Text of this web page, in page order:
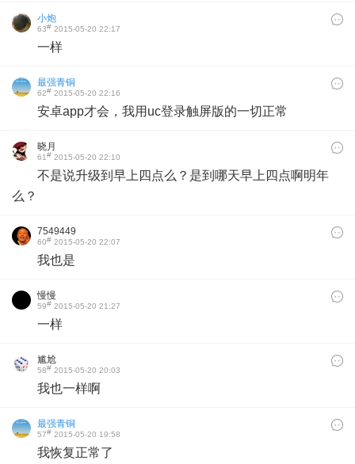
小炮
63# 2015-05-20 22:17
一样
最强青铜
62# 2015-05-20 22:16
安卓app才会，我用uc登录触屏版的一切正常
晓月
61# 2015-05-20 22:10
不是说升级到早上四点么？是到哪天早上四点啊明年
么？
7549449
60# 2015-05-20 22:07
我也是
慢慢
59# 2015-05-20 21:27
一样
尴尬
58# 2015-05-20 20:03
我也一样啊
最强青铜
57# 2015-05-20 19:58
我恢复正常了